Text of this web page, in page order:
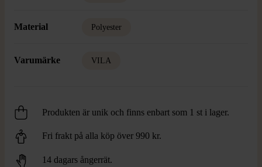
Material Polyester
Varumärke VILA
Produkten är unik och finns enbart som 1 st i lager.
Fri frakt på alla köp över 990 kr.
14 dagars ångerrät.